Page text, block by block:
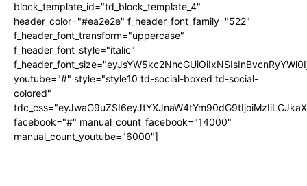
block_template_id="td_block_template_4"
header_color="#ea2e2e" f_header_font_family="522"
f_header_font_transform="uppercase"
f_header_font_style="italic"
youtube="#" style="style10 td-social-boxed td-social-
colored"
facebook="#" manual_count_facebook="14000"
manual_count_youtube="6000"]